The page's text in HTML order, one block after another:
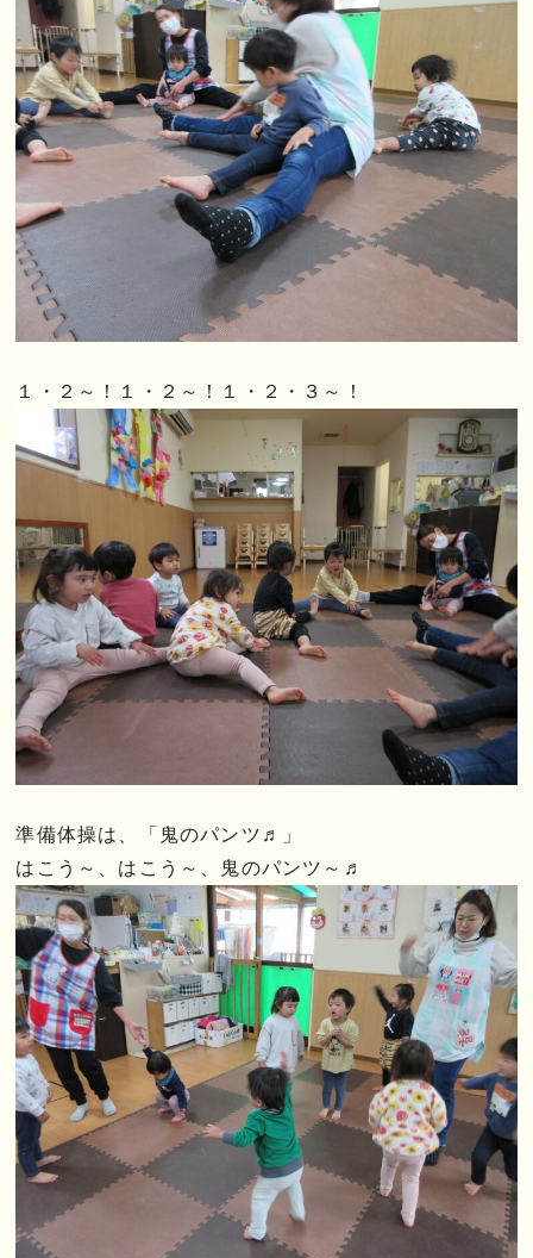
１・２～！１・２～！１・２・３～！
準備体操は、「鬼のパンツ♬」
はこう～、はこう～、鬼のパンツ～♬